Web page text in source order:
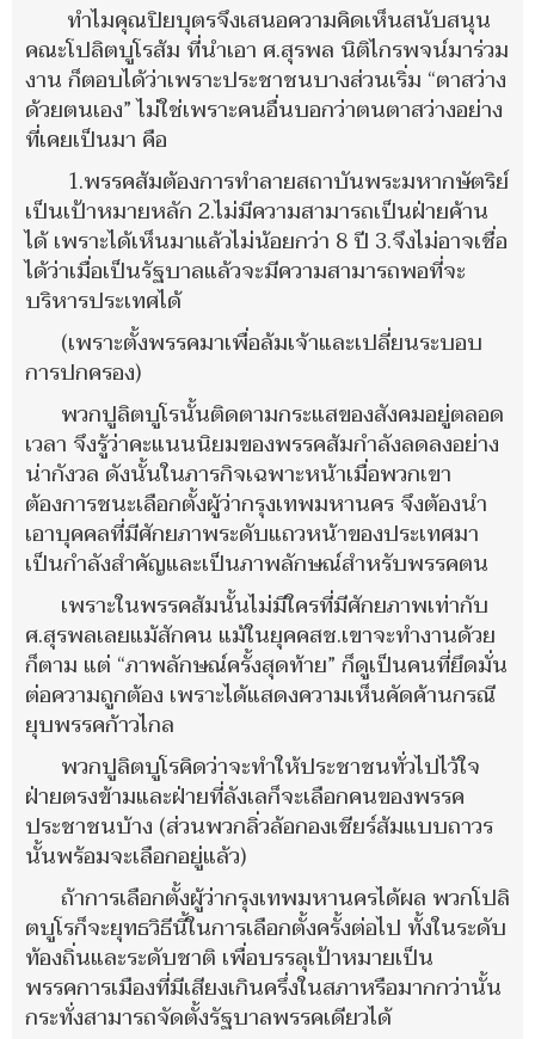
ทำไมคุณปิยบุตรจึงเสนอความคิดเห็นสนับสนุน
คณะโปลิตบูโรส้ม ที่นำเอา ศ.สุรพล นิติไกรพจน์มาร่วม
งาน ก็ตอบได้ว่าเพราะประชาชนบางส่วนเริ่ม “ตาสว่าง
ด้วยตนเอง” ไม่ใช่เพราะคนอื่นบอกว่าตนตาสว่างอย่าง
ที่เคยเป็นมา คือ
1.พรรคส้มต้องการทำลายสถาบันพระมหากษัตริย์
เป็นเป้าหมายหลัก 2.ไม่มีความสามารถเป็นฝ่ายค้าน
ได้ เพราะได้เห็นมาแล้วไม่น้อยกว่า 8 ปี 3.จึงไม่อาจเชื่อ
ได้ว่าเมื่อเป็นรัฐบาลแล้วจะมีความสามารถพอที่จะ
บริหารประเทศได้
(เพราะตั้งพรรคมาเพื่อล้มเจ้าและเปลี่ยนระบอบ
การปกครอง)
พวกปูลิตบูโรนั้นติดตามกระแสของสังคมอยู่ตลอด
เวลา จึงรู้ว่าคะแนนนิยมของพรรคส้มกำลังลดลงอย่าง
น่ากังวล ดังนั้นในภารกิจเฉพาะหน้าเมื่อพวกเขา
ต้องการชนะเลือกตั้งผู้ว่ากรุงเทพมหานคร จึงต้องนำ
เอาบุคคลที่มีศักยภาพระดับแถวหน้าของประเทศมา
เป็นกำลังสำคัญและเป็นภาพลักษณ์สำหรับพรรคตน
เพราะในพรรคส้มนั้นไม่มีใครที่มีศักยภาพเท่ากับ
ศ.สุรพลเลยแม้สักคน แม้ในยุคคสช.เขาจะทำงานด้วย
ก็ตาม แต่ “ภาพลักษณ์ครั้งสุดท้าย” ก็ดูเป็นคนที่ยึดมั่น
ต่อความถูกต้อง เพราะได้แสดงความเห็นคัดค้านกรณี
ยุบพรรคก้าวไกล
พวกปูลิตบูโรคิดว่าจะทำให้ประชาชนทั่วไปไว้ใจ
ฝ่ายตรงข้ามและฝ่ายที่ลังเลก็จะเลือกคนของพรรค
ประชาชนบ้าง (ส่วนพวกลิ่วล้อกองเชียร์ส้มแบบถาวร
นั้นพร้อมจะเลือกอยู่แล้ว)
ถ้าการเลือกตั้งผู้ว่ากรุงเทพมหานครได้ผล พวกโปลิ
ตบูโรก็จะยุทธวิธีนี้ในการเลือกตั้งครั้งต่อไป ทั้งในระดับ
ท้องถิ่นและระดับชาติ เพื่อบรรลุเป้าหมายเป็น
พรรคการเมืองที่มีเสียงเกินครึ่งในสภาหรือมากกว่านั้น
กระทั่งสามารถจัดตั้งรัฐบาลพรรคเดียวได้